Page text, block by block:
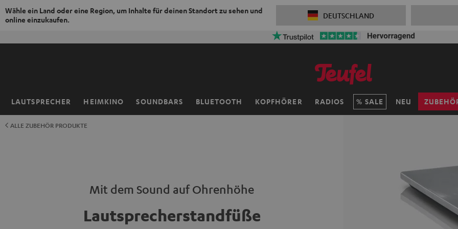
Wähle ein Land oder eine Region, um Inhalte für deinen Standort zu sehen und
online einzukaufen.
DEUTSCHLAND
LAUTSPRECHER HEIMKINO SOUNDBARS BLUETOOTH KOPFHÖRER RADIOS SALE NEU
Startseite
ALLE ZUBEHÖR PRODUKTE
Mit dem Sound auf Ohrenhöhe
Lautsprecherstandfüße